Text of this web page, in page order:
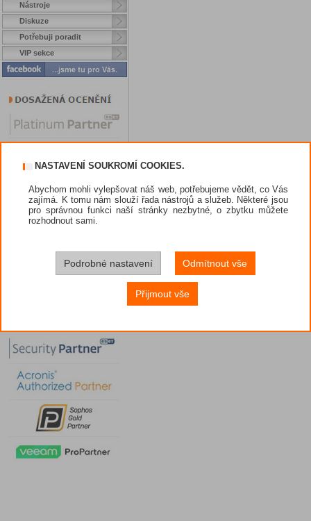
Nástroje
Diskuze
Potřebuji poradit
VIP sekce
NASTAVENÍ SOUKROMÍ COOKIES.
Abychom mohli vylepšovat náš web, potřebujeme vědět, co Vás
zajímá. K tomu nám slouží řada nástrojů a služeb. Některé jsou
pro správnou funkci naší stránky nezbytné, o zbytku můžete
rozhodnout sami.
Podrobné nastavení Odmítnout vše
Přijmout vše